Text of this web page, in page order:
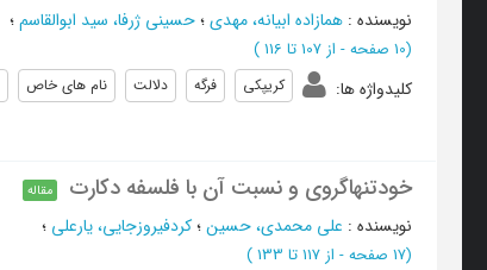
نویسنده : همازاده ابیانه، مهدی؛حسینی ژرفا، سید ابوالقاسم؛
(‎10 صفحه - از 107 تا 116 )
کلیدواژه ها: کریپکی فرگه دلالت نام های خاص
خودتنهاگروی و نسبت آن با فلسفه دکارت مقاله
نویسنده : علی محمدی، حسین؛کردفیروزجایی، یارعلی ؛
(‎17 صفحه - از 117 تا 133 )